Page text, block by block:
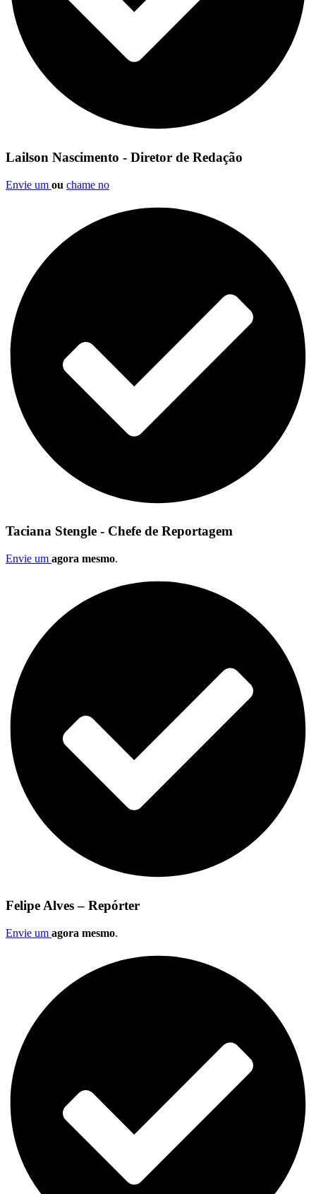
Lailson Nascimento - Diretor de Redação
Envie um ou chame no
Taciana Stengle - Chefe de Reportagem
Envie um agora mesmo.
Felipe Alves – Repórter
Envie um agora mesmo.